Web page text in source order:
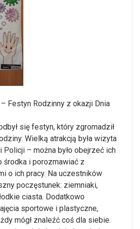
Festyn Rodzinny z okazji Dnia
się festyn, który zgromadził
Wielką atrakcją była wizyta
Policji – można było obejrzeć ich
środka i porozmawiać z
o ich pracy. Na uczestników
poczęstunek: ziemniaki,
ciasta. Dodatkowo
sportowe i plastyczne,
mógł znaleźć coś dla siebie.